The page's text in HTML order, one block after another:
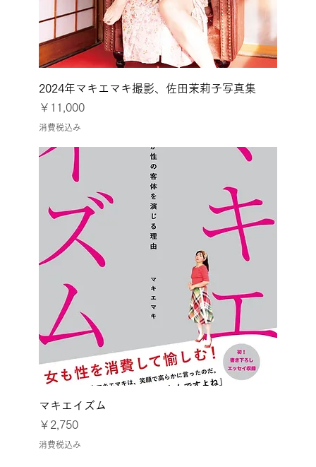
2024年マキエマキ撮影、佐田茉莉子写真集
価格
￥11,000
消費税込み
マキエイズム
価格
￥2,750
消費税込み